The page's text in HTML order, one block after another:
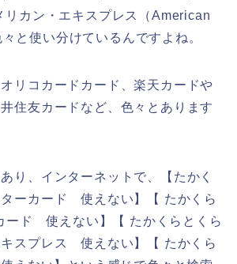
リカン・エキスプレス（American
と使い分けているんですよね。
リコカードカード、楽天カードや
住友カードなど、色々とあります
り、インターネットで、【たかく
ーカード 使えない】【 たかくら
ド 使えない】【 たかくらとくら
スプレス 使えない】【 たかくら